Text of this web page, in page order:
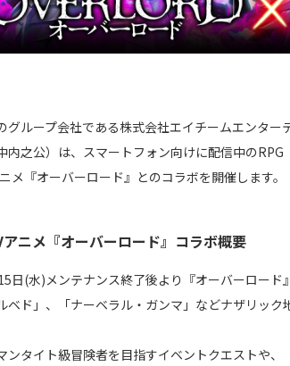
グループ会社である株式会社エイチームエンタ
内之公）は、スマートフォン向けに配信中の
メ『オーバーロード』とのコラボを開催します。
ニメ『オーバーロード』コラボ概要
日(水)メンテナンス終了後より『オーバーロード
ベド」、「ナーベラル・ガンマ」などナザリッ
ンタイト級冒険者を目指すイベントクエストや